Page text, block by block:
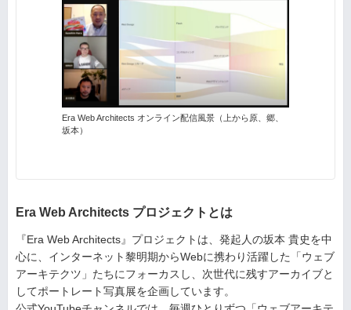
Era Web Architects オンライン配信風景（上から原、郷、
坂本）
Era Web Architects プロジェクトとは
『Era Web Architects』プロジェクトは、発起人の坂本 貴史を中
心に、インターネット黎明期からWebに携わり活躍した「ウェブ
アーキテクツ」たちにフォーカスし、次世代に残すアーカイブと
してポートレート写真展を企画しています。